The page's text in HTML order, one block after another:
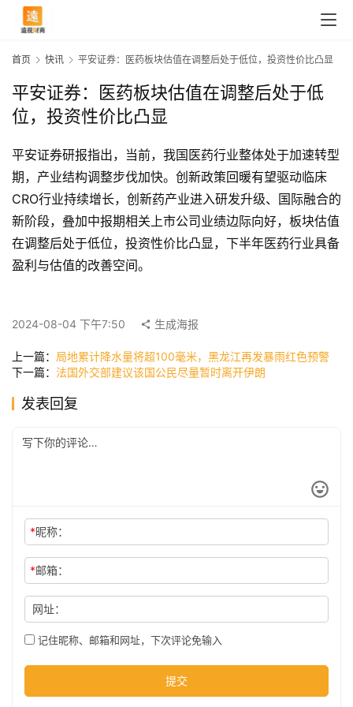
首
页
快
讯
公
尚
技
首页 快讯 平安证券：医药板块估值在调整后处于低位，投资性价比凸显
平安证券：医药板块估值在调整后处于低
位，投资性价比凸显
平安证券研报指出，当前，我国医药行业整体处于加速转型
期，产业结构调整步伐加快。创新政策回暖有望驱动临床
CRO行业持续增长，创新药产业进入研发升级、国际融合的
新阶段，叠加中报期相关上市公司业绩边际向好，板块估值
在调整后处于低位，投资性价比凸显，下半年医药行业具备
盈利与估值的改善空间。
2024-08-04 下午7:50 生成海报
上一篇： 局地累计降水量将超100毫米，黑龙江再发暴雨红色预警
下一篇： 法国外交部建议该国公民尽量暂时离开伊朗
发表回复
*昵称：
*邮箱：
网址：
记住昵称、邮箱和网址，下次评论免输入
提交